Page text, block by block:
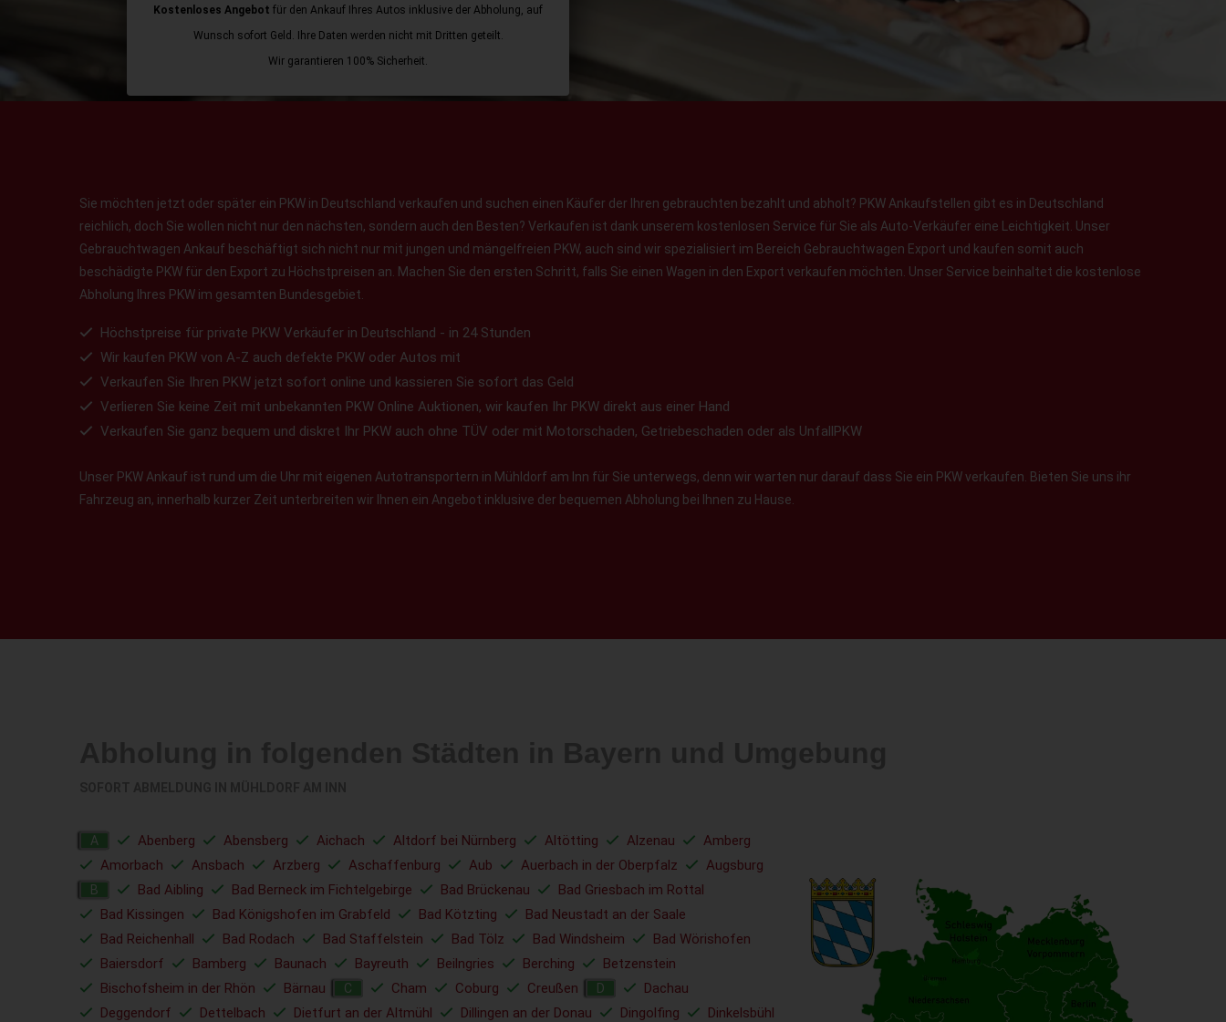
Kostenloses Angebot für den Ankauf Ihres Autos inklusive der Abholung, auf
Wunsch sofort Geld. Ihre Daten werden nicht mit Dritten geteilt.
Wir garantieren 100% Sicherheit.
Sie möchten jetzt oder später ein PKW in Deutschland verkaufen und suchen einen Käufer der Ihren gebrauchten bezahlt und abholt? PKW Ankaufstellen gibt es in Deutschland
reichlich, doch Sie wollen nicht nur den nächsten, sondern auch den Besten? Verkaufen ist dank unserem kostenlosen Service für Sie als Auto-Verkäufer eine Leichtigkeit. Unser
Gebrauchtwagen Ankauf beschäftigt sich nicht nur mit jungen und mängelfreien PKW, auch sind wir spezialisiert im Bereich Gebrauchtwagen Export und kaufen somit auch
beschädigte PKW für den Export zu Höchstpreisen an. Machen Sie den ersten Schritt, falls Sie einen Wagen in den Export verkaufen möchten. Unser Service beinhaltet die kostenlose
Abholung Ihres PKW im gesamten Bundesgebiet.
Höchstpreise für private PKW Verkäufer in Deutschland - in 24 Stunden
Wir kaufen PKW von A-Z auch defekte PKW oder Autos mit
Verkaufen Sie Ihren PKW jetzt sofort online und kassieren Sie sofort das Geld
Verlieren Sie keine Zeit mit unbekannten PKW Online Auktionen, wir kaufen Ihr PKW direkt aus einer Hand
Verkaufen Sie ganz bequem und diskret Ihr PKW auch ohne TÜV oder mit Motorschaden, Getriebeschaden oder als UnfallPKW
Unser PKW Ankauf ist rund um die Uhr mit eigenen Autotransportern in Mühldorf am Inn für Sie unterwegs, denn wir warten nur darauf dass Sie ein PKW verkaufen. Bieten Sie uns ihr
Fahrzeug an, innerhalb kurzer Zeit unterbreiten wir Ihnen ein Angebot inklusive der bequemen Abholung bei Ihnen zu Hause.
A Abenberg Abensberg Aichach Altdorf bei Nürnberg Altötting Alzenau
Amberg
Amorbach
Ansbach Arzberg Aschaffenburg Aub Auerbach in der Oberpfalz Augsburg
B Bad Aibling Bad Berneck im Fichtelgebirge Bad Brückenau
Bad Griesbach im Rottal
Bad Kissingen
Bad Königshofen im Grabfeld Bad Kötzting
Bad Neustadt an der Saale
Bad Reichenhall
Bad Rodach Bad Staffelstein Bad Tölz Bad Windsheim
Bad Wörishofen
Baiersdorf
Bamberg Baunach Bayreuth Beilngries Berching
Betzenstein
Bischofsheim in der Rhön
Bärnau C Cham Coburg Creußen D
Dachau
Deggendorf
Dettelbach Dietfurt an der Altmühl Dillingen an der Donau Dingolfing
Dinkelsbühl